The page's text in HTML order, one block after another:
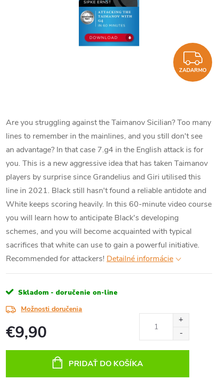
ZADARMO
Are you struggling against the Taimanov Sicilian? Too many
lines to remember in the mainlines, and you still don't see
an advantage? In that case 7.g4 in the English attack is for
you. This is a new aggressive idea that has taken Taimanov
players by surprise since Grandelius and Giri utilised this
line in 2021. Black still hasn't found a reliable antidote and
White keeps scoring heavily. In this 60-minute video course
you will learn how to anticipate Black's developing
schemes, and you will become acquainted with typical
sacrifices that white can use to gain a powerful initiative.
Recommended for attackers! Detailné informácie
Skladom - doručenie on-line
Možnosti doručenia
€9,90
PRIDAŤ DO KOŠÍKA